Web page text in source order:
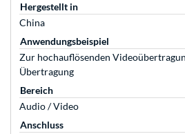
Hergestellt in
China
Anwendungsbeispiel
Zur hochauflösenden
Übertragung
Bereich
Audio / Video
Anschluss